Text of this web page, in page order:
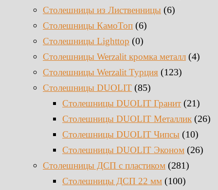
Столешницы из Лиственницы (6)
Столешницы КамоТоп (6)
Столешницы Lighttop (0)
Столешницы Werzalit кромка металл (4)
Столешницы Werzalit Турция (123)
Столешницы DUOLIT (85)
Столешницы DUOLIT Гранит (21)
Столешницы DUOLIT Металлик (26)
Столешницы DUOLIT Чипсы (10)
Столешницы DUOLIT Эконом (26)
Столешницы ДСП с пластиком (281)
Столешницы ДСП 22 мм (100)